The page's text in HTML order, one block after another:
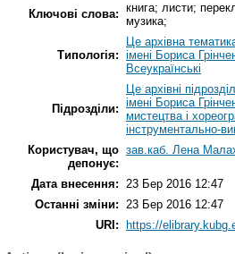
Ключові слова: книга; листи;
музика;
Типологія:
Це архівна
імені Бориса
Всеукраїнські
Підрозділи:
Це архівні
імені Бориса
мистецтва і
інструментально-
Користувач, що
депонує:
зав.каб. Лена
Дата внесення: 23 Бер 2016 12:47
Останні зміни: 23 Бер 2016 12:47
URI:
https://